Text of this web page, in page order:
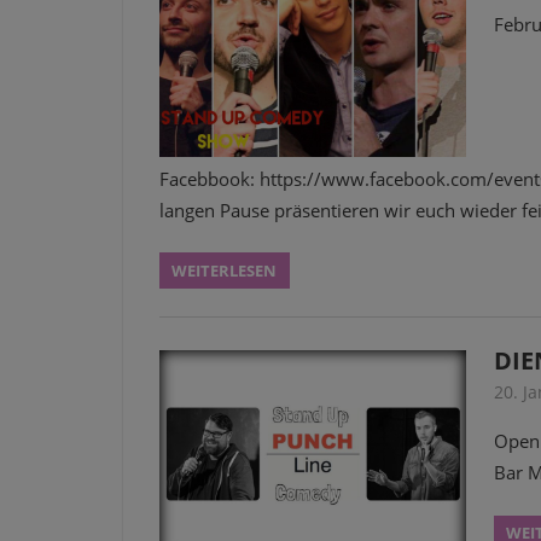
Facebbook: https://www.facebook.com/
langen Pause präsentieren wir euch wieder
WEITERLESEN
20.
Bar